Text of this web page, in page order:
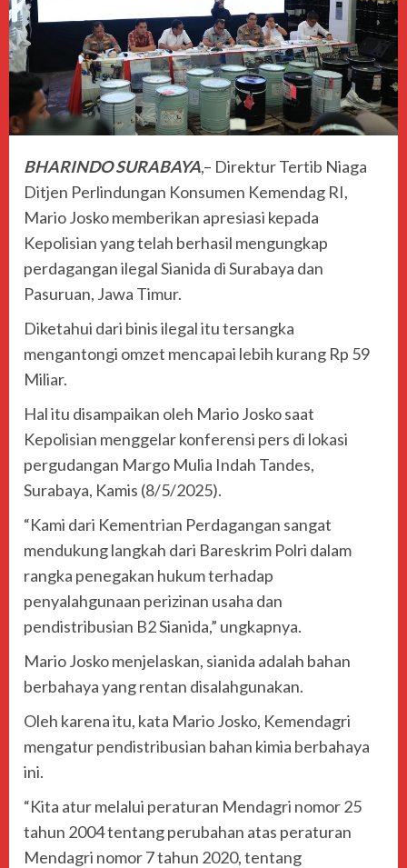
BHARINDO SURABAYA,– Direktur Tertib Niaga
Ditjen Perlindungan Konsumen Kemendag RI,
Mario Josko memberikan apresiasi kepada
Kepolisian yang telah berhasil mengungkap
perdagangan ilegal Sianida di Surabaya dan
Pasuruan, Jawa Timur.
Diketahui dari binis ilegal itu tersangka
mengantongi omzet mencapai lebih kurang Rp 59
Miliar.
Hal itu disampaikan oleh Mario Josko saat
Kepolisian menggelar konferensi pers di lokasi
pergudangan Margo Mulia Indah Tandes,
Surabaya, Kamis (8/5/2025).
“Kami dari Kementrian Perdagangan sangat
mendukung langkah dari Bareskrim Polri dalam
rangka penegakan hukum terhadap
penyalahgunaan perizinan usaha dan
pendistribusian B2 Sianida,” ungkapnya.
Mario Josko menjelaskan, sianida adalah bahan
berbahaya yang rentan disalahgunakan.
Oleh karena itu, kata Mario Josko, Kemendagri
mengatur pendistribusian bahan kimia berbahaya
ini.
“Kita atur melalui peraturan Mendagri nomor 25
tahun 2004 tentang perubahan atas peraturan
Mendagri nomor 7 tahun 2020, tentang